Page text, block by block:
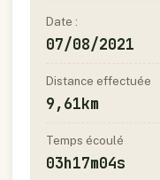
Date :
07/08/2021
Distance effectuée
9,61km
Temps écoulé
03h17m04s